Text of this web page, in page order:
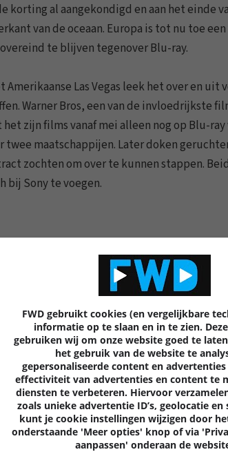
korting al aangekondigd en aan het einde
van de oceaan. Europa is tot nu toe
te blijven tegenover Blu-ray.
Amerikaanse Las Vegas leek het over en uit
Warner Bros, een van de invloedrijkste
zijn films vanaf mei alleen nog op Blu-
twee maatschappijen. Later doken
zochten om over te kunnen stappen.
bij Sony te voegen.
FWD gebruikt cookies (en vergelijkbare
informatie op te slaan en in te zien.
gebruiken wij om onze website goed te
het gebruik van de website te
gepersonaliseerde content en
effectiviteit van advertenties en content te
diensten te verbeteren. Hiervoor
zoals unieke advertentie ID’s, geolocatie en
kunt je cookie instellingen wijzigen door
onderstaande 'Meer opties' knop of via
aanpassen' onderaan de